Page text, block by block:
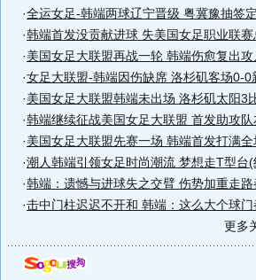
·全运女足-韩端两球辽宁晋级 粤冀豫抽签
·韩端首发没贡献进球 失美国女足职业联
·美国女足大联盟再战一轮 韩端伤愈复出
·女足大联盟-韩端因伤缺席 洛杉矶客场0-0
·美国女足大联盟韩端未出场 洛杉矶太阳3
·韩端继续征战美国女足大联盟 首发助攻队
·美国女足大联盟先赛一场 韩端首发打满
·潮人韩端引领女足时尚潮流 梦想走T型台(
·韩端：遗憾与进球失之交臂 伤势加重走路
·击中门柱迟迟不开和 韩端：这么大个球
更多